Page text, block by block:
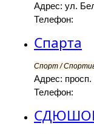
Адрес: ул.
Телефон:
Спарта
Спорт /
Адрес:
Телефон: